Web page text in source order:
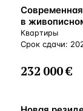
ВНЖ
в
Квартиры
Срок сдачи:
232 000 €
ВНЖ